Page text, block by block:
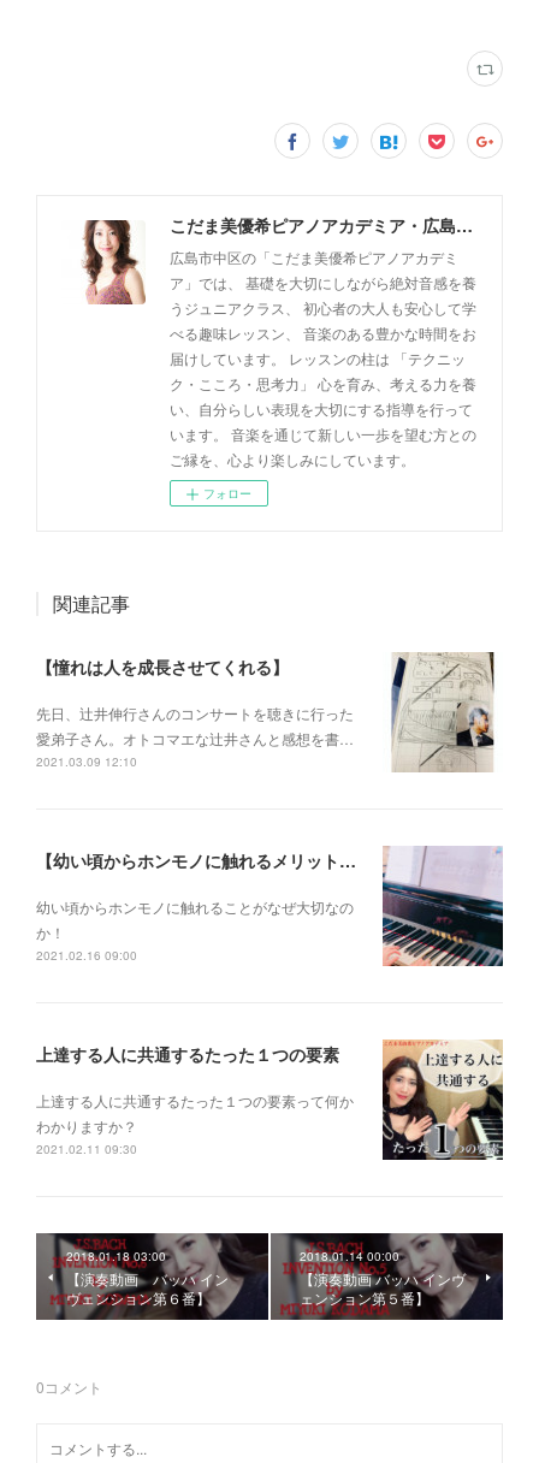
こだま美優希ピアノアカデミア・広島市中区
広島市中区の「こだま美優希ピアノアカデミ
ア」では、 基礎を大切にしながら絶対音感を養
うジュニアクラス、 初心者の大人も安心して学
べる趣味レッスン、 音楽のある豊かな時間をお
届けしています。 レッスンの柱は 「テクニッ
ク・こころ・思考力」 心を育み、考える力を養
い、自分らしい表現を大切にする指導を行って
います。 音楽を通じて新しい一歩を望む方との
ご縁を、心より楽しみにしています。
フォロー
関連記事
【憧れは人を成長させてくれる】
先日、辻井伸行さんのコンサートを 聴きに行った
愛弟子さん。 オトコマエな辻井さんと 感想を書…
2021.03.09 12:10
【幼い頃からホンモノに触れるメリットとは？】
幼い頃からホンモノに 触れることがなぜ大切なの
か！
2021.02.16 09:00
上達する人に共通するたった１つの要素
上達する人に共通するたった１つの要素って何か
わかりますか？
2021.02.11 09:30
2018.01.18 03:00
【演奏動画 バッハ イン
ヴェンション第６番】
2018.01.14 00:00
【演奏動画 バッハ インヴ
ェンション第５番】
0コメント